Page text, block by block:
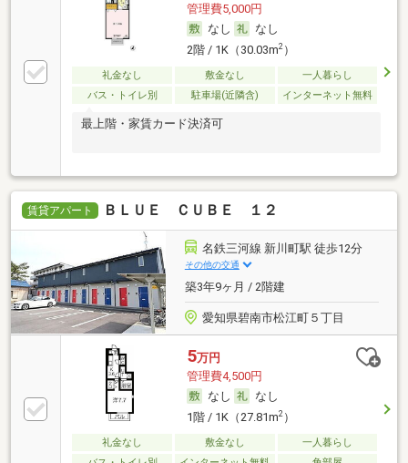
管理費5,000円
なし
なし
2階 / 1K（30.03m2）
礼金なし 敷金なし
一人暮らし
バス・トイレ別
駐車場(近隣含) インターネット無料
最上階・家賃カード決済可
賃貸アパート ＢＬＵＥ ＣＵＢＥ １２
名鉄三河線 新川町駅 徒歩12分
その他の交通
築3年9ヶ月 / 2階建
愛知県碧南市松江町５丁目
5万円
管理費4,500円
なし
なし
1階 / 1K（27.81m2）
礼金なし 敷金なし
一人暮らし